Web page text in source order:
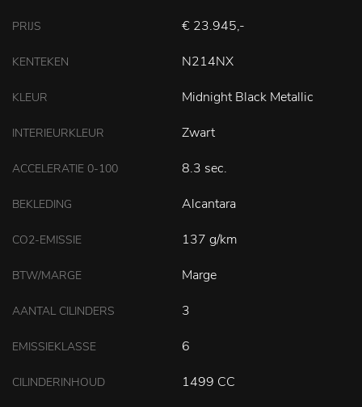
PRIJS € 23.945,-
KENTEKEN N214NX
KLEUR Midnight Black Metallic
INTERIEURKLEUR Zwart
ACCELERATIE 0-100 8.3 sec.
BEKLEDING Alcantara
CO2-EMISSIE 137 g/km
BTW/MARGE Marge
AANTAL CILINDERS 3
EMISSIEKLASSE 6
CILINDERINHOUD 1499 CC